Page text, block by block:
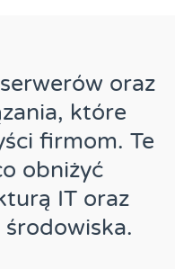
oraz
które
firmom. Te
obniżyć
IT oraz